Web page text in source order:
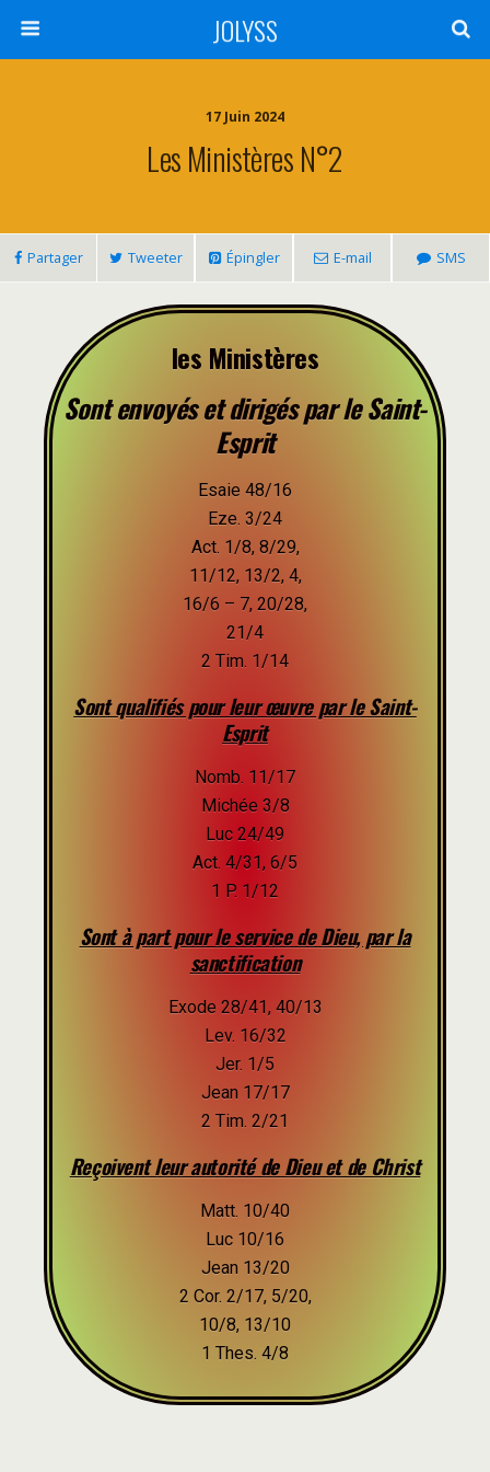
JOLYSS
17 Juin 2024
Les Ministères N°2
Partager Tweeter Épingler E-mail SMS
les Ministères
Sont envoyés et dirigés par le Saint-
Esprit
Esaie 48/16
Eze. 3/24
Act. 1/8, 8/29,
11/12, 13/2, 4,
16/6 – 7, 20/28,
21/4
2 Tim. 1/14
Sont qualifiés pour leur œuvre par le Saint-
Esprit
Nomb. 11/17
Michée 3/8
Luc 24/49
Act. 4/31, 6/5
1 P. 1/12
Sont à part pour le service de Dieu, par la
sanctification
Exode 28/41, 40/13
Lev. 16/32
Jer. 1/5
Jean 17/17
2 Tim. 2/21
Reçoivent leur autorité de Dieu et de Christ
Matt. 10/40
Luc 10/16
Jean 13/20
2 Cor. 2/17, 5/20,
10/8, 13/10
1 Thes. 4/8